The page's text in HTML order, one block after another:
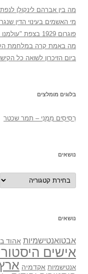
מה בין אברהם לינקולן
מי האשמים בעינוי הדין
פוגרום 1929 בצפת "עולמנו חרב עלינו"
מה באמת קרה במלחמת
ביום הזיכרון לשואה כל
בלוגים מומלצים
רְסִיסִים מִמֶנִי – תמר שכטר
נושאים
נושאים
נושאים
אבטואנטישמיות אהוד
אישים
אנטישמיות אקדמיה